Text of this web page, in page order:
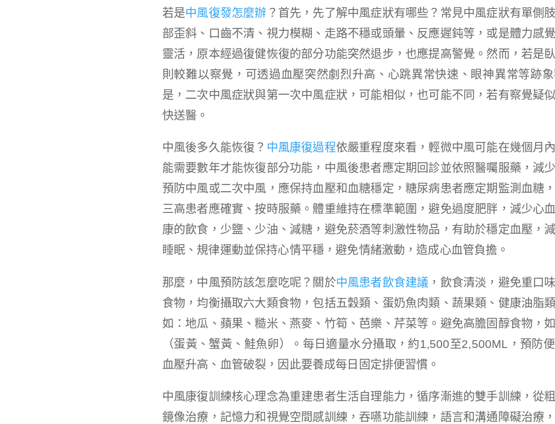
若是中風復發怎麼辦 ？首先，先了解中風症狀有哪些？常見中風症狀有單側
部歪斜、口齒不清、視力模糊、走路不穩或頭暈、反應遲鈍等，或是體力感
靈活，原本經過復健恢復的部分功能突然退步，也應提高警覺。然而，若是
則較難以察覺，可透過血壓突然劇烈升高、心跳異常快速、眼神異常等跡
是，二次中風症狀與第一次中風症狀，可能相似，也可能不同，若有察覺疑
快送醫。
中風後多久能恢復？ 中風康復過程依嚴重程度來看，輕微中風可能在幾個月
能需要數年才能恢復部分功能，中風後患者應定期回診並依照醫囑服藥，減
預防中風或二次中風，應保持血壓和血糖穩定，糖尿病患者應定期監測血糖
三高患者應確實、按時服藥。體重維持在標準範圍，避免過度肥胖，減少心
康的飲食，少鹽、少油、減糖，避免菸酒等刺激性物品，有助於穩定血壓，
睡眠、規律運動並保持心情平穩，避免情緒激動，造成心血管負擔。
那麼，中風預防該怎麼吃呢？關於中風患者飲食建議 ，飲食清淡，避免重口
食物，均衡攝取六大類食物，包括五穀類、蛋奶魚肉類、蔬果類、健康油脂
如：地瓜、蘋果、糙米、燕麥、竹筍、芭樂、芹菜等。避免高膽固醇食物，
（蛋黃、蟹黃、鮭魚卵）。每日適量水分攝取，約1,500至2,500ML，預防
血壓升高、血管破裂，因此要養成每日固定排便習慣。
中風康復訓練核心理念為重建患者生活自理能力，循序漸進的雙手訓練，從
鏡像治療，記憶力和視覺空間感訓練，吞嚥功能訓練，語言和溝通障礙治療